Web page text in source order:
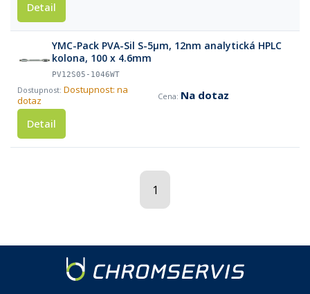
Detail
YMC-Pack PVA-Sil S-5µm, 12nm analytická HPLC
kolona, 100 x 4.6mm
PV12S05-1046WT
Dostupnost: na
dotaz
Na dotaz
Detail
1